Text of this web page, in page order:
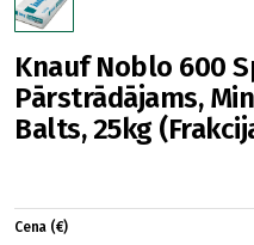
Knauf Noblo 600
Pārstrādājams,
Balts, 25kg
Cena (€)